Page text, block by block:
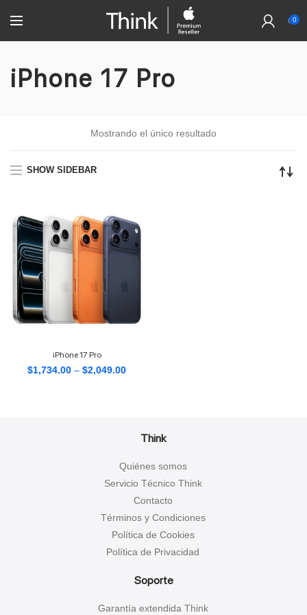
0
iPhone 17 Pro
Mostrando el único resultado
SHOW SIDEBAR
iPhone 17 Pro
$1,734.00 – $2,049.00
Think
Quiénes somos
Servicio Técnico Think
Contacto
Términos y Condiciones
Política de Cookies
Política de Privacidad
Soporte
Garantía extendida Think